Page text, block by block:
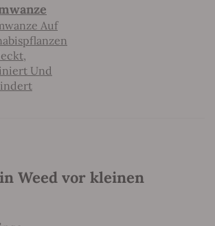
Auf
Und
Weed vor kleinen